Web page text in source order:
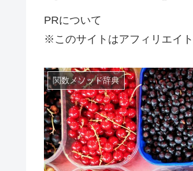
PRについて
※このサイトはアフィリエイ
関数メソッド辞典